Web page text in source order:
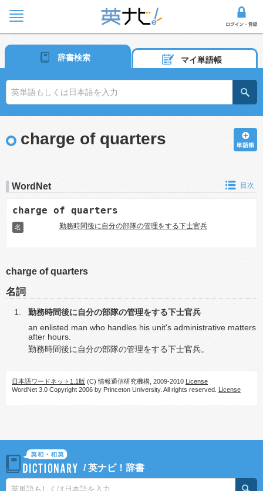
辞書検索 マイ単語帳
charge of quarters
WordNet 目次
charge of quarters
名 勤務時間後に自分の部隊の管理をする下士官兵
charge of quarters
名詞
勤務時間後に自分の部隊の管理をする下士官兵
an enlisted man who handles his unit's administrative matters
after hours.
勤務時間後に自分の部隊の管理をする下士官兵。
日本語ワードネット1.1版 (C) 情報通信研究機構, 2009-2010 License
WordNet 3.0 Copyright 2006 by Princeton University. All rights reserved. License
/英ナビ！辞書